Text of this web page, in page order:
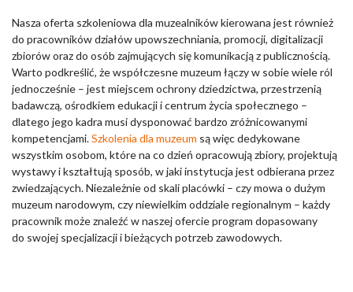
Nasza oferta szkoleniowa dla muzealników kierowana jest również
do pracowników działów upowszechniania, promocji, digitalizacji
zbiorów oraz do osób zajmujących się komunikacją z publicznością.
Warto podkreślić, że współczesne muzeum łączy w sobie wiele ról
jednocześnie – jest miejscem ochrony dziedzictwa, przestrzenią
badawczą, ośrodkiem edukacji i centrum życia społecznego –
dlatego jego kadra musi dysponować bardzo zróżnicowanymi
kompetencjami.Szkolenia dla muzeum są więc dedykowane
wszystkim osobom, które na co dzień opracowują zbiory, projektują
wystawy i kształtują sposób, w jaki instytucja jest odbierana przez
zwiedzających. Niezależnie od skali placówki – czy mowa o dużym
muzeum narodowym, czy niewielkim oddziale regionalnym – każdy
pracownik może znaleźć w naszej ofercie program dopasowany
do swojej specjalizacji i bieżących potrzeb zawodowych.